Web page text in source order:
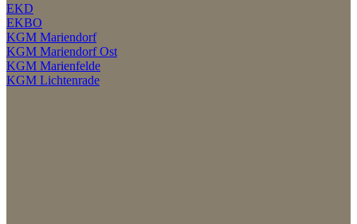
EKD
EKBO
KGM Mariendorf
KGM Mariendorf Ost
KGM Marienfelde
KGM Lichtenrade